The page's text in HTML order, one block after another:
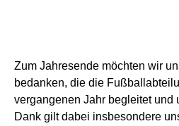
Zum Jahresende möchten wir
bedanken, die die
vergangenen Jahr begleitet und
Dank gilt dabei insbesondere